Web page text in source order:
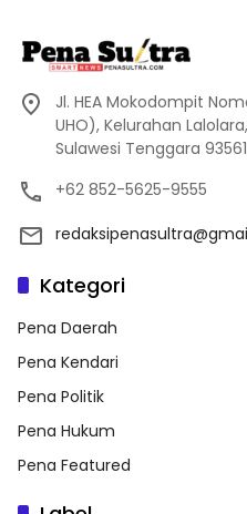
Jl. HEA Mokodompit
UHO), Kelurahan
Sulawesi Tenggara 93561
+62 852-5625-9555
Kategori
Pena Daerah
Pena Kendari
Pena Politik
Pena Hukum
Pena Featured